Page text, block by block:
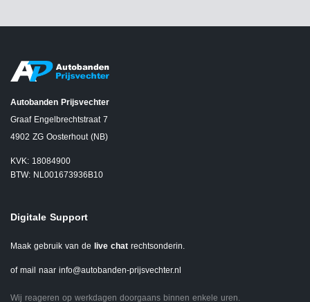
Autobanden Prijsvechter
Graaf Engelbrechtstraat 7
4902 ZG Oosterhout (NB)
KVK: 18084900
BTW: NL001673936B10
Digitale Support
Maak gebruik van de live chat rechtsonderin.
of mail naar info@autobanden-prijsvechter.nl
Wij reageren op werkdagen doorgaans binnen enkele uren.